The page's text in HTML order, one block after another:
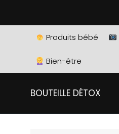
Produits bébé
Bien-être
BOUTEILLE DÉTOX